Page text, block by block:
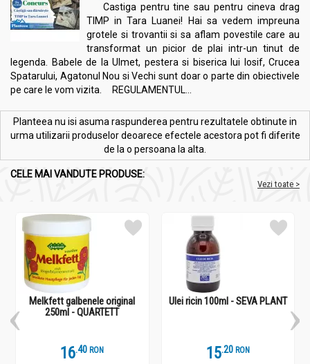
Castiga pentru tine sau pentru cineva drag
TIMP in Tara Luanei! Hai sa vedem impreuna
grotele si trovantii si sa aflam povestile care au
transformat un picior de plai intr-un tinut de
legenda. Babele de la Ulmet, pestera si biserica lui Iosif, Crucea
Spatarului, Agatonul Nou si Vechi sunt doar o parte din obiectivele
pe care le vom vizita. REGULAMENTUL...
Planteea nu isi asuma raspunderea pentru rezultatele obtinute in
urma utilizarii produselor deoarece efectele acestora pot fi diferite
de la o persoana la alta.
CELE MAI VANDUTE PRODUSE:
Vezi toate >
Melkfett galbenele original
250ml - QUARTETT
16.4 RON
Ulei ricin 100ml - SEVA PLANT
15.2 RON